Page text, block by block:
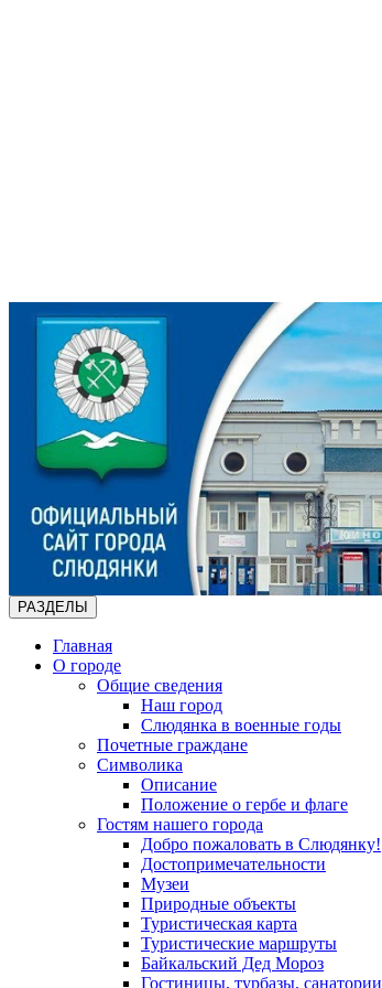
РАЗДЕЛЫ
Главная
О городе
Общие сведения
Наш город
Слюдянка в военные годы
Почетные граждане
Символика
Описание
Положение о гербе и флаге
Гостям нашего города
Добро пожаловать в Слюдянку!
Достопримечательности
Музеи
Природные объекты
Туристическая карта
Туристические маршруты
Байкальский Дед Мороз
Гостиницы, турбазы, санатории